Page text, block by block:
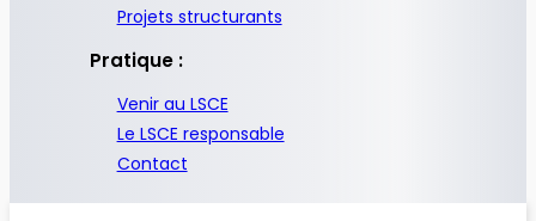
Projets structurants
Pratique :
Venir au LSCE
Le LSCE responsable
Contact